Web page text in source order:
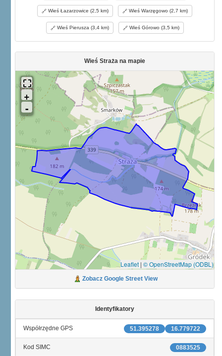
Wieś Łazarzowice (2,5 km) Wieś Warzęgowo (2,7 km)
Wieś Pierusza (3,4 km) Wieś Górowo (3,5 km)
Wieś Straża na mapie
Leaflet | © OpenStreetMap (ODBL)
Zobacz Google Street View
Identyfikatory
16.779722
51.395278
Współrzędne GPS
0883525
Kod SIMC